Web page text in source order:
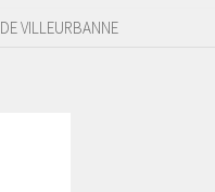
VILLEURBANNE